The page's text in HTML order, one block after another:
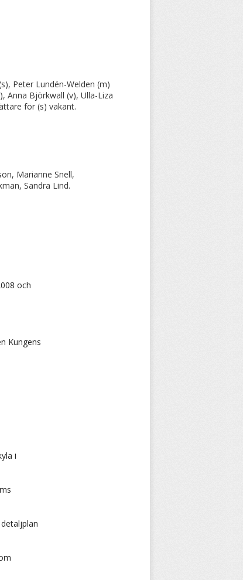
Peter Lundén-Welden (m)
Anna Björkwall (v), Ulla-Liza
för (s) vakant.
Marianne Snell,
Sandra Lind.
och
Kungens
i